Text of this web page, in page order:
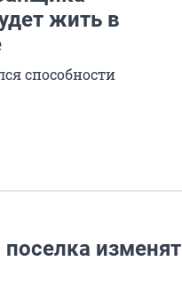
жить в
способности
изменят